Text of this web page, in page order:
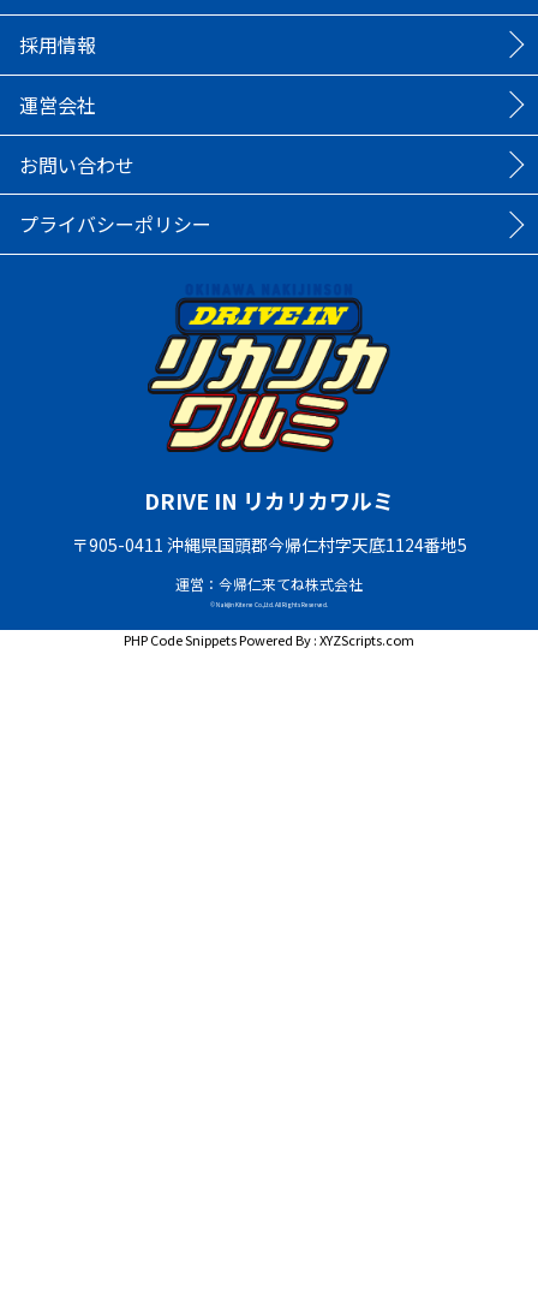
採用情報
運営会社
お問い合わせ
プライバシーポリシー
DRIVE IN リカリカワルミ
〒905-0411 沖縄県国頭郡今帰仁村字天底1124番地5
運営：今帰仁来てね株式会社
© Nakijin Kitene Co.,Ltd. All Rights Reserved.
PHP Code SnippetsPowered By :XYZScripts.com